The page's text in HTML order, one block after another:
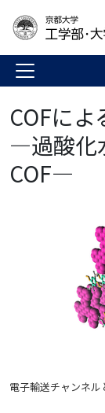
COFに
―過酸化
COF―
電子輸送チャンネ